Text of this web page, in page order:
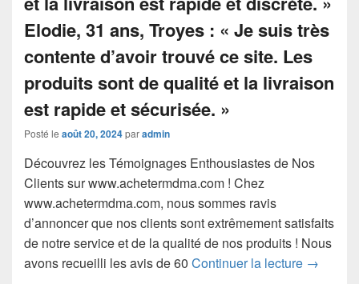
Posté le août 20, 2024paradmin
Découvrez les Témoignages Enthousiastes de Nos
Clients sur www.achetermdma.com ! Chez
www.achetermdma.com, nous sommes ravis
d’annoncer que nos clients sont extrêmement satisfaits
de notre service et de la qualité de nos produits ! Nous
avons recueilli les avis de 60 Continuer la lecture →